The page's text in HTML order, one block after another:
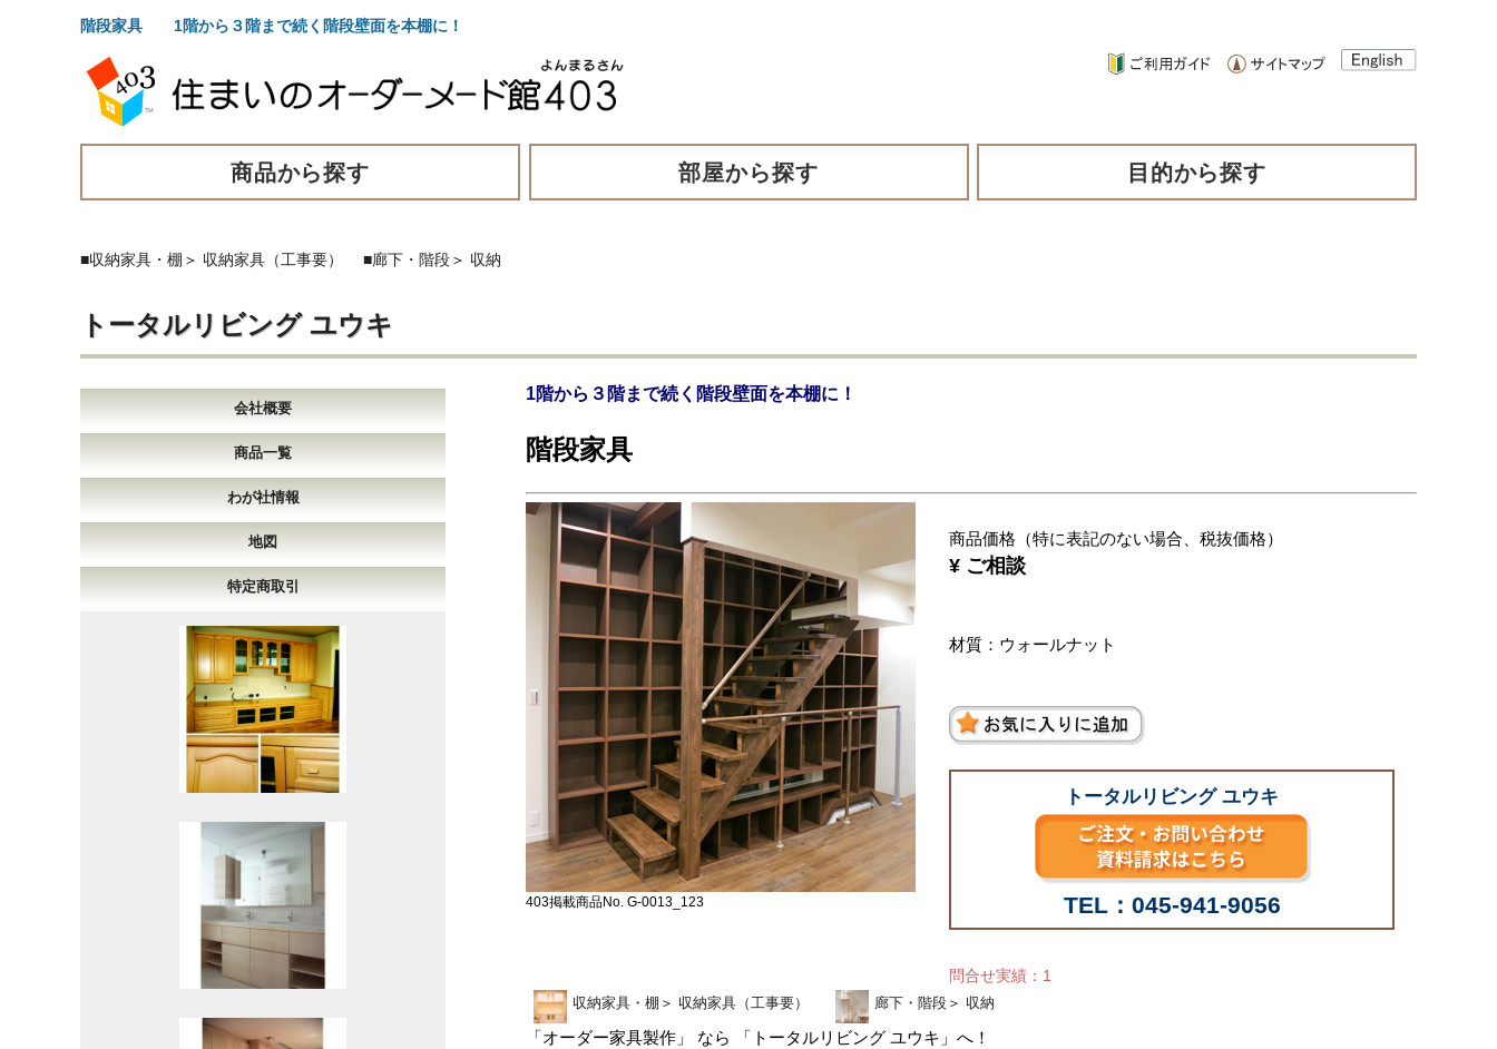
階段家具 1階から３階まで続く階段壁面を本棚に！
商品から探す 部屋から探す 目的から探す
■収納家具・棚 ＞ 収納家具（工事要） ■廊下・階段＞ 収納
トータルリビング ユウキ
会社概要
商品一覧
わが社情報
地図
特定商取引
1階から３階まで続く階段壁面を本棚に！
階段家具
403掲載商品No. G-0013_123
商品価格（特に表記のない場合、税抜価格）
¥ ご相談
材質：ウォールナット
トータルリビング ユウキ
TEL：045-941-9056
問合せ実績：1
収納家具・棚 ＞ 収納家具（工事要） 廊下・階段 ＞ 収納
「オーダー家具製作」 なら 「トータルリビング ユウキ」へ！